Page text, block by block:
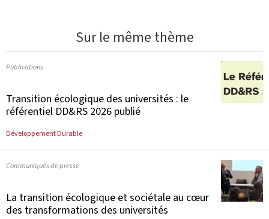
Sur le même thème
Publications
Transition écologique des universités : le
référentiel DD&RS 2026 publié
Développement Durable
Communiqués de presse
La transition écologique et sociétale au cœur
des transformations des universités